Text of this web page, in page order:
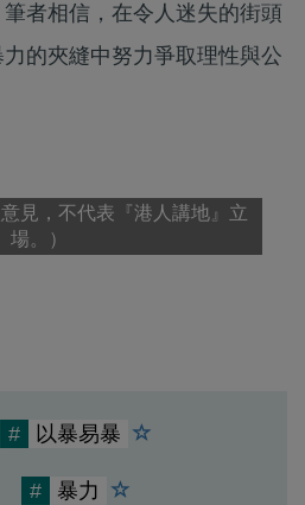
者相信，在令人迷失的街頭
的夾縫中努力爭取理性與公
見，不代表『港人講地』立
場。）
# 以暴易暴
# 暴力